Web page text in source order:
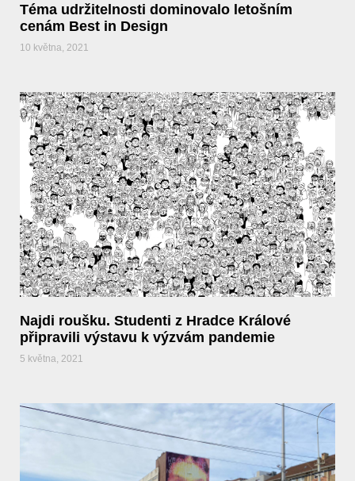
Téma udržitelnosti dominovalo letošním
cenám Best in Design
10 května, 2021
Najdi roušku. Studenti z Hradce Králové
připravili výstavu k výzvám pandemie
5 května, 2021